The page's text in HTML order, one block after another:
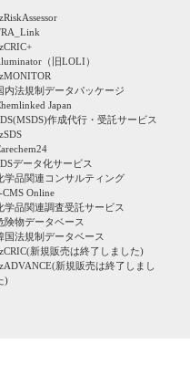
（旧LOLI）
内法規制データパッケージ
Japan
作成代行・受託サービス
データ化サービス
学品関連コンサルティング
CMS Online
学品関連調査受託サービス
険物データベース
国法規制データベース
新規販売は終了しました)
新規販売は終了しまし
)